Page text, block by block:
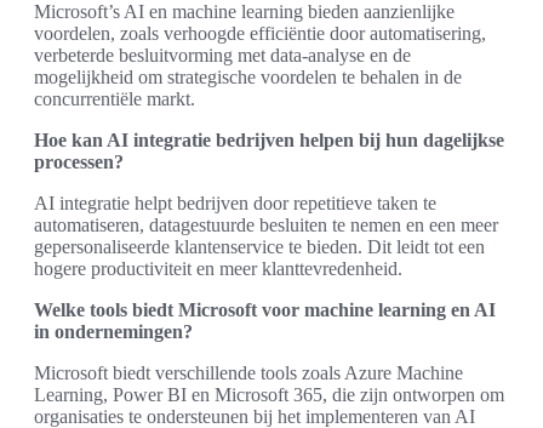
Microsoft’s AI en machine learning bieden aanzienlijke
voordelen, zoals verhoogde efficiëntie door automatisering,
verbeterde besluitvorming met data-analyse en de
mogelijkheid om strategische voordelen te behalen in de
concurrentiële markt.
Hoe kan AI integratie bedrijven helpen bij hun dagelijkse
processen?
AI integratie helpt bedrijven door repetitieve taken te
automatiseren, datagestuurde besluiten te nemen en een meer
gepersonaliseerde klantenservice te bieden. Dit leidt tot een
hogere productiviteit en meer klanttevredenheid.
Welke tools biedt Microsoft voor machine learning en AI
in ondernemingen?
Microsoft biedt verschillende tools zoals Azure Machine
Learning, Power BI en Microsoft 365, die zijn ontworpen om
organisaties te ondersteunen bij het implementeren van AI